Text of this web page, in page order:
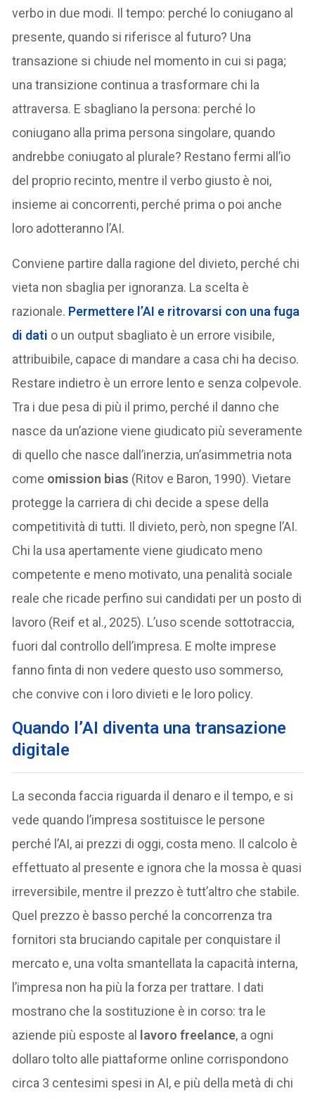
verbo in due modi. Il tempo: perché lo coniugano al
presente, quando si riferisce al futuro? Una
transazione si chiude nel momento in cui si paga;
una transizione continua a trasformare chi la
attraversa. E sbagliano la persona: perché lo
coniugano alla prima persona singolare, quando
andrebbe coniugato al plurale? Restano fermi all’io
del proprio recinto, mentre il verbo giusto è noi,
insieme ai concorrenti, perché prima o poi anche
loro adotteranno l’AI.
Conviene partire dalla ragione del divieto, perché chi
vieta non sbaglia per ignoranza. La scelta è
razionale. Permettere l’AI e ritrovarsi con unafuga
di dati o un output sbagliato è un errore visibile,
attribuibile, capace di mandare a casa chi ha deciso.
Restare indietro è un errore lento e senza colpevole.
Tra i due pesa di più il primo, perché il danno che
nasce da un’azione viene giudicato più severamente
di quello che nasce dall’inerzia, un’asimmetria nota
come omission bias (Ritov e Baron, 1990). Vietare
protegge la carriera di chi decide a spese della
competitività di tutti. Il divieto, però, non spegne l’AI.
Chi la usa apertamente viene giudicato meno
competente e meno motivato, una penalità sociale
reale che ricade perfino sui candidati per un posto di
lavoro (Reif et al., 2025). L’uso scende sottotraccia,
fuori dal controllo dell’impresa. E molte imprese
fanno finta di non vedere questo uso sommerso,
che convive con i loro divieti e le loro policy.
Quando l’AI diventa una transazione
digitale
La seconda faccia riguarda il denaro e il tempo, e si
vede quando l’impresa sostituisce le persone
perché l’AI, ai prezzi di oggi, costa meno. Il calcolo è
effettuato al presente e ignora che la mossa è quasi
irreversibile, mentre il prezzo è tutt’altro che stabile.
Quel prezzo è basso perché la concorrenza tra
fornitori sta bruciando capitale per conquistare il
mercato e, una volta smantellata la capacità interna,
l’impresa non ha più la forza per trattare. I dati
mostrano che la sostituzione è in corso: tra le
aziende più esposte al lavoro freelance, a ogni
dollaro tolto alle piattaforme online corrispondono
circa 3 centesimi spesi in AI, e più della metà di chi